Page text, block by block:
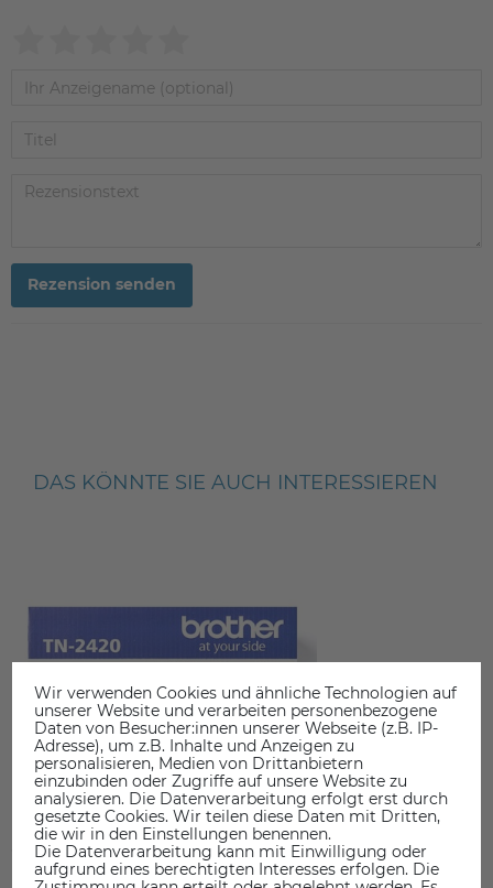
Rezension senden
DAS KÖNNTE SIE AUCH INTERESSIEREN
Wir verwenden Cookies und ähnliche Technologien auf
unserer Website und verarbeiten personenbezogene
Daten von Besucher:innen unserer Webseite (z.B. IP-
Adresse), um z.B. Inhalte und Anzeigen zu
personalisieren, Medien von Drittanbietern
einzubinden oder Zugriffe auf unsere Website zu
analysieren. Die Datenverarbeitung erfolgt erst durch
gesetzte Cookies. Wir teilen diese Daten mit Dritten,
die wir in den Einstellungen benennen.
Die Datenverarbeitung kann mit Einwilligung oder
aufgrund eines berechtigten Interesses erfolgen. Die